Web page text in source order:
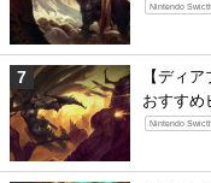
Nintendo
【ディ
おすすめ
Nintendo